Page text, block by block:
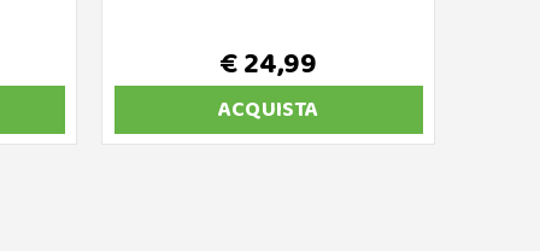
€ 24,99
ACQUISTA